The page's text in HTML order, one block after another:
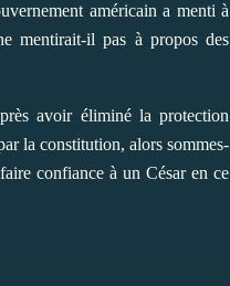
américain a menti à
mentirait-il pas à propos des
avoir éliminé la protection
la constitution, alors sommes-
confiance à un César en ce